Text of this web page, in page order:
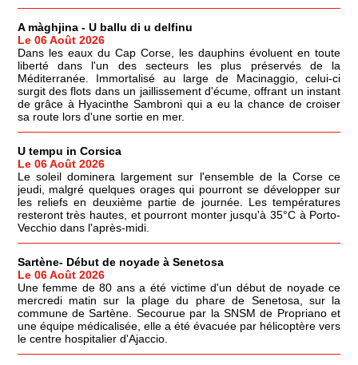
A màghjina - U ballu di u delfinu
Le 06 Août 2026
Dans les eaux du Cap Corse, les dauphins évoluent en toute
liberté dans l'un des secteurs les plus préservés de la
Méditerranée. Immortalisé au large de Macinaggio, celui-ci
surgit des flots dans un jaillissement d'écume, offrant un instant
de grâce à Hyacinthe Sambroni qui a eu la chance de croiser
sa route lors d'une sortie en mer.
U tempu in Corsica
Le 06 Août 2026
Le soleil dominera largement sur l'ensemble de la Corse ce
jeudi, malgré quelques orages qui pourront se développer sur
les reliefs en deuxième partie de journée. Les températures
resteront très hautes, et pourront monter jusqu'à 35°C à Porto-
Vecchio dans l'après-midi.
Sartène- Début de noyade à Senetosa
Le 06 Août 2026
Une femme de 80 ans a été victime d'un début de noyade ce
mercredi matin sur la plage du phare de Senetosa, sur la
commune de Sartène. Secourue par la SNSM de Propriano et
une équipe médicalisée, elle a été évacuée par hélicoptère vers
le centre hospitalier d'Ajaccio.